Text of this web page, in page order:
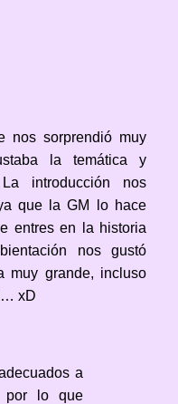
nos sorprendió muy
la temática y
introducción nos
que la GM lo hace
entres en la historia
nos gustó
muy grande, incluso
xD
a
por lo que